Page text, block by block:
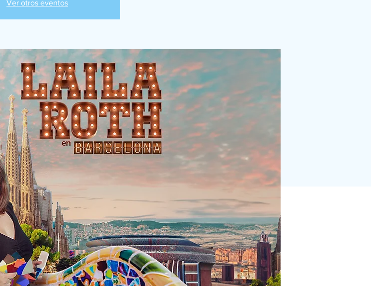
Ver otros eventos